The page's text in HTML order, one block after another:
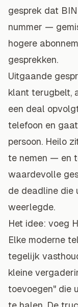
gesprek dat
nummer —
hogere
gesprekken.
Uitgaande
klant terugbelt,
een deal
telefoon en
persoon. Heilo
te nemen — en
waardevolle
de deadline die
weerlegde.
Het idee: voeg
Elke moderne
tegelijk
kleine
toevoegen" die